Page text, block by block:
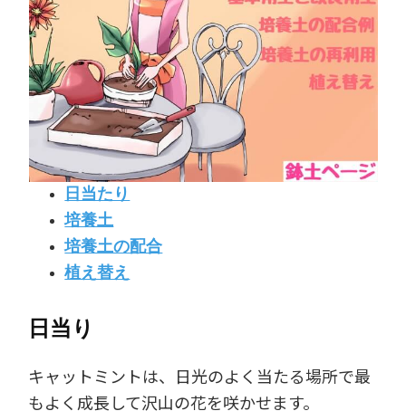
日当たり
培養土
培養土の配合
植え替え
日当り
キャットミントは、日光のよく当たる場所で最
もよく成長して沢山の花を咲かせます。